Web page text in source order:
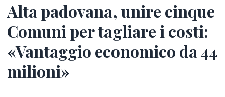
Alta padovana, unire cinque
Comuni per tagliare i costi:
«Vantaggio economico da 44
milioni»